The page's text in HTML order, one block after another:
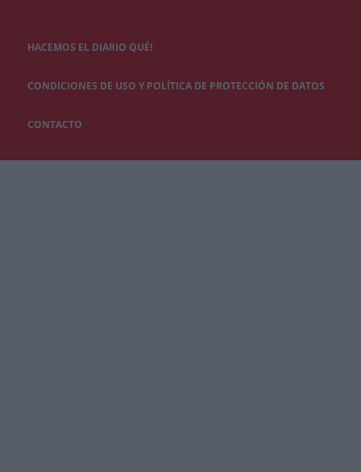
HACEMOS EL DIARIO QUÉ!
CONDICIONES DE USO Y POLÍTICA DE PROTECCIÓN DE DATOS
CONTACTO